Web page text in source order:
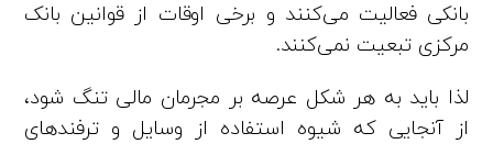
بانکی فعالیت می‌کنند و برخی اوقات از قوانین بانک
مرکزی تبعیت نمی‌کنند.
لذا باید به هر شکل عرصه بر مجرمان مالی تنگ شود،
از آنجایی که شیوه استفاده از وسایل و ترفندهای